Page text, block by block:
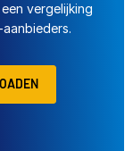
vergelijking